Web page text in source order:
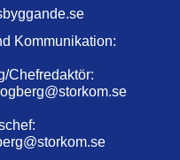
Kommunikation:
Chefredaktör: